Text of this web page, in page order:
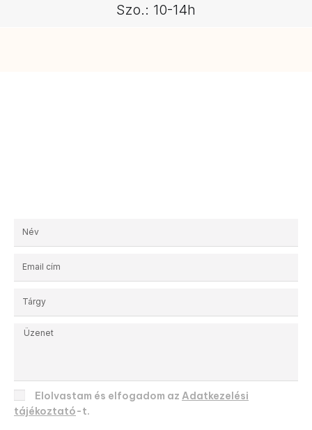
Szo.: 10-14h
Elolvastam és elfogadom az Adatkezelési
tájékoztató-t.